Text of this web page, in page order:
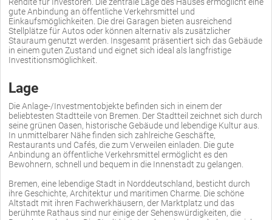
gute Anbindung an öffentliche Verkehrsmittel und
Einkaufsmöglichkeiten. Die drei Garagen bieten ausreichend
Stellplätze für Autos oder können alternativ als zusätzlicher
Stauraum genutzt werden. Insgesamt präsentiert sich das Gebäude
in einem guten Zustand und eignet sich ideal als langfristige
Investitionsmöglichkeit.
Lage
Die Anlage-/Investmentobjekte befinden sich in einem der
beliebtesten Stadtteile von Bremen. Der Stadtteil zeichnet sich durch
seine grünen Oasen, historische Gebäude und lebendige Kultur aus.
In unmittelbarer Nähe finden sich zahlreiche Geschäfte,
Restaurants und Cafés, die zum Verweilen einladen. Die gute
Anbindung an öffentliche Verkehrsmittel ermöglicht es den
Bewohnern, schnell und bequem in die Innenstadt zu gelangen.
Bremen, eine lebendige Stadt in Norddeutschland, besticht durch
ihre Geschichte, Architektur und maritimen Charme. Die schöne
Altstadt mit ihren Fachwerkhäusern, der Marktplatz und das
berühmte Rathaus sind nur einige der Sehenswürdigkeiten, die